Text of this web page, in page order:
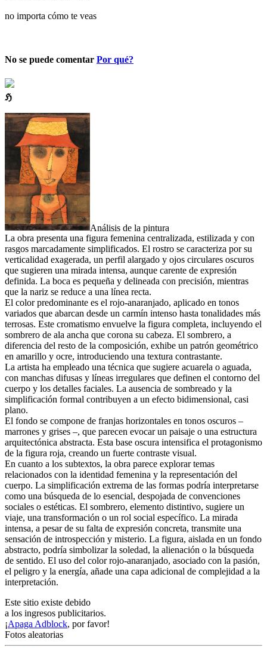
no importa cómo te veas
No se puede comentar Por qué?
ℌ
Análisis de la pintura
La obra presenta una figura femenina centralizada, estilizada y con
rasgos marcadamente simplificados. El rostro se caracteriza por su
verticalidad exagerada, un perfil alargado y ojos circulares oscuros
que sugieren una mirada intensa, aunque carente de expresión
definida. La boca es pequeña y delineada con precisión, mientras
que la nariz se reduce a una línea recta.
El color predominante es el rojo-anaranjado, aplicado en tonos
variados que abarcan desde un carmín intenso hasta tonalidades más
terrosas. Este cromatismo envuelve la figura completa, incluyendo el
sombrero de ala ancha que corona su cabeza. El sombrero, a
diferencia del resto de la composición, exhibe un patrón geométrico
en amarillo y ocre, introduciendo una textura contrastante.
La artista ha empleado una técnica que sugiere acuarela o aguada,
con manchas difusas y líneas irregulares que definen el contorno del
cuerpo y los detalles faciales. La ausencia de sombreado y la
simplificación formal contribuyen a un efecto bidimensional, casi
plano.
El fondo se compone de franjas horizontales en tonos oscuros –
marrones y grises –, que parecen evocar un paisaje o una estructura
arquitectónica abstracta. Esta base oscura intensifica el protagonismo
de la figura roja, creando un fuerte contraste visual.
En cuanto a los subtextos, la obra parece explorar temas
relacionados con la identidad femenina y la representación del
cuerpo. La simplificación extrema de las formas podría interpretarse
como una búsqueda de lo esencial, despojada de convenciones
sociales o estéticas. El sombrero, elemento distintivo, sugiere un
viaje, una transformación o un rol social específico. La mirada
intensa, a pesar de su falta de expresión concreta, transmite una
sensación de introspección y misterio. La figura, aislada en un fondo
abstracto, podría simbolizar la soledad, la alienación o la búsqueda
de sentido. El uso del color rojo-anaranjado, asociado con la pasión,
el peligro y la energía, añade una capa adicional de complejidad a la
interpretación.
Este sitio existe debido
a los ingresos publicitarios.
¡Apaga Adblock, por favor!
Fotos aleatorias